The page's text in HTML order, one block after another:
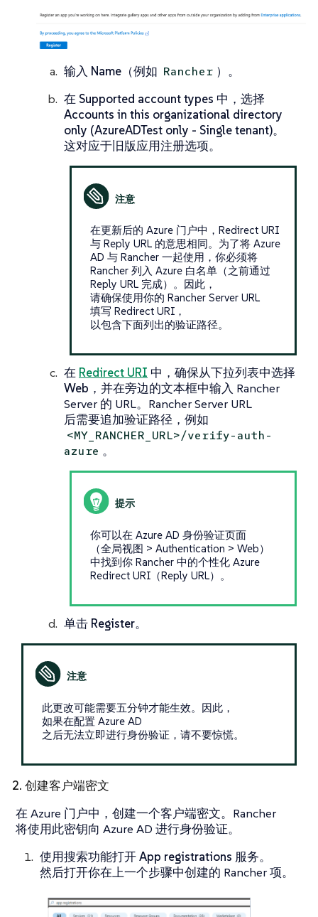
输入 Name （例如 Rancher ）。
在 Supported account types 中，选择
Accounts in this organizational directory
only (AzureADTest only - Single tenant)。
这对应于旧版应用注册选项。
在更新后的 Azure 门户中，Redirect URI
与 Reply URL 的意思相同。为了将 Azure
AD 与 Rancher 一起使用，你必须将
Rancher 列入 Azure 白名单（之前通过
Reply URL 完成）。因此，
请确保使用你的 Rancher Server URL
填写 Redirect URI，
以包含下面列出的验证路径。
在 Redirect URI 中，确保从下拉列表中选择
Web ，并在旁边的文本框中输入 Rancher
Server 的 URL。Rancher Server URL
后需要追加验证路径，例如
<MY_RANCHER_URL>/verify-auth-
azure 。
你可以在 Azure AD 身份验证页面
（全局视图 > Authentication > Web）
中找到你 Rancher 中的个性化 Azure
Redirect URI（Reply URL）。
单击 Register。
此更改可能需要五分钟才能生效。因此，
如果在配置 Azure AD
之后无法立即进行身份验证，请不要惊慌。
2. 创建客户端密文
在 Azure 门户中，创建一个客户端密文。Rancher
将使用此密钥向 Azure AD 进行身份验证。
使用搜索功能打开App registrations 服务。
然后打开你在上一个步骤中创建的 Rancher 项。